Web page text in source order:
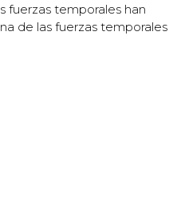
fuerzas temporales han
de las fuerzas temporales